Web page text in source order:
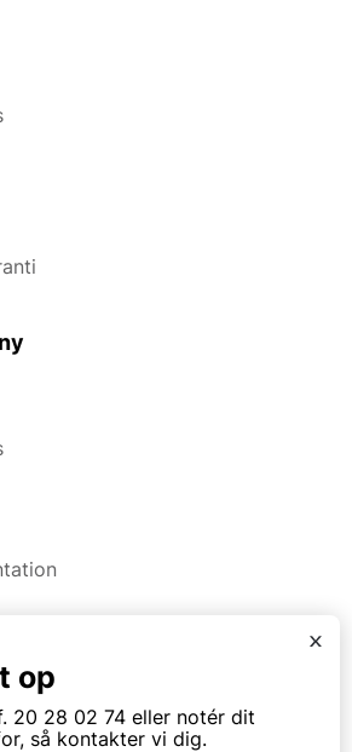
x
op
20 28 02 74 eller notér dit
så kontakter vi dig.